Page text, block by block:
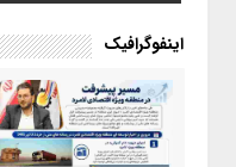
اینفوگرافیک